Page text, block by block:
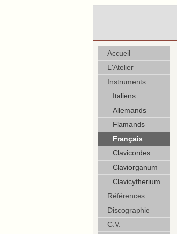
Accueil
L'Atelier
Instruments
Italiens
Allemands
Flamands
Français
Clavicordes
Claviorganum
Clavicytherium
Références
Discographie
C.V.